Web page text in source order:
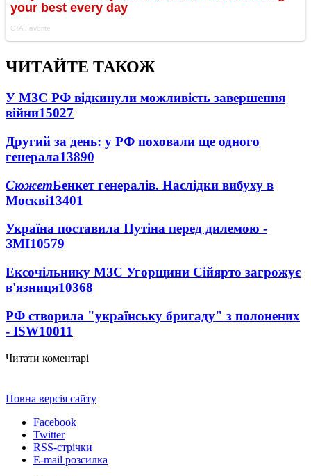
ЧИТАЙТЕ ТАКОЖ
У МЗС РФ відкинули можливість завершення
війни15027
Другий за день: у РФ поховали ще одного
генерала13890
СюжетБенкет генералів. Наслідки вибуху в
Москві13401
Україна поставила Путіна перед дилемою -
ЗМІ10579
Ексочільнику МЗС Угорщини Сійярто загрожує
в'язниця10368
РФ створила "українську бригаду" з полонених
- ISW10011
Читати коментарі
Повна версія сайту
Facebook
Twitter
RSS-стрічки
E-mail розсилка